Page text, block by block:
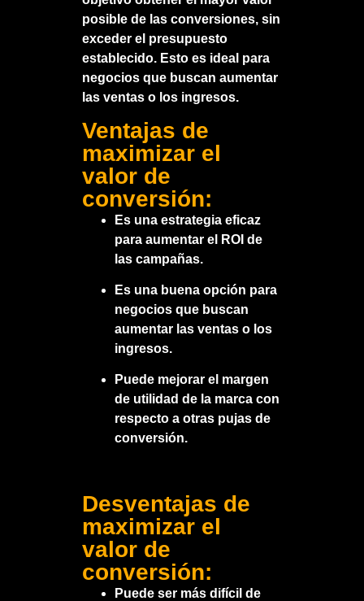
posible de las conversiones, sin
exceder el presupuesto
establecido. Esto es ideal para
negocios que buscan aumentar
las ventas o los ingresos.
Ventajas de
maximizar el
valor de
conversión:
Es una estrategia eficaz
para aumentar el ROI de
las campañas.
Es una buena opción para
negocios que buscan
aumentar las ventas o los
ingresos.
Puede mejorar el margen
de utilidad de la marca con
respecto a otras pujas de
conversión.
Desventajas de
maximizar el
valor de
conversión:
Puede ser más difícil de